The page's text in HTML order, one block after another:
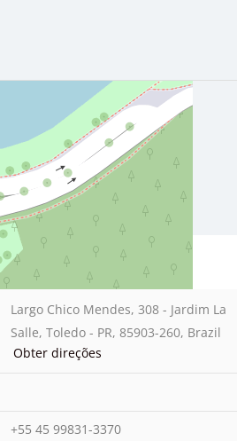
Largo Chico Mendes, 308 - Jardim La
Salle, Toledo - PR, 85903-260, Brazil
Obter direções
+55 45 99831-3370